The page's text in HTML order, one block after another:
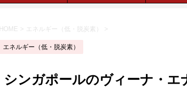
HOME > エネルギー（低・脱炭素） >
エネルギー（低・脱炭素）
シンガポールのヴィーナ・エ